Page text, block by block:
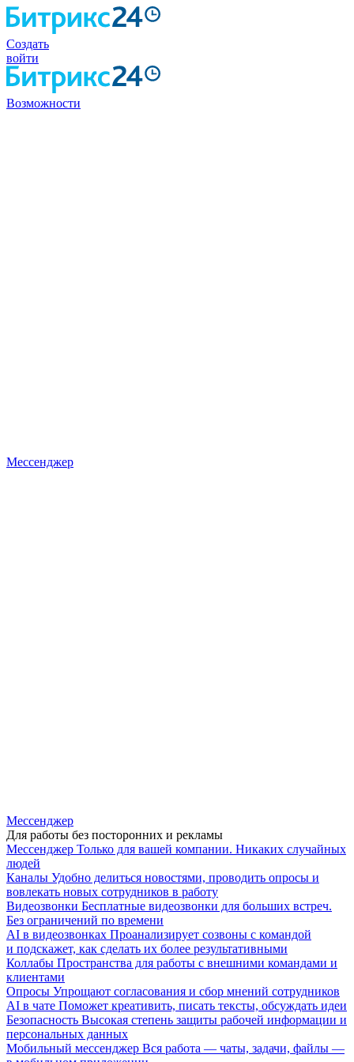
Создать
войти
Возможности
Мессенджер
Мессенджер
Для работы без посторонних и рекламы
Мессенджер Только для вашей компании. Никаких случайных
людей
Каналы Удобно делиться новостями, проводить опросы и
вовлекать новых сотрудников в работу
Видеозвонки Бесплатные видеозвонки для больших встреч.
Без ограничений по времени
AI в видеозвонках Проанализирует созвоны с командой
и подскажет, как сделать их более результативными
Коллабы Пространства для работы с внешними командами и
клиентами
Опросы Упрощают согласования и сбор мнений сотрудников
AI в чате Поможет креативить, писать тексты, обсуждать идеи
Безопасность Высокая степень защиты рабочей информации и
персональных данных
Мобильный мессенджер Вся работа — чаты, задачи, файлы —